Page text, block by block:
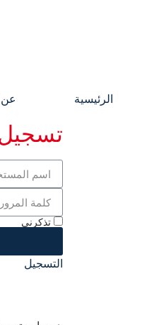
الرئيسية عن
تذكرني
التسجيل